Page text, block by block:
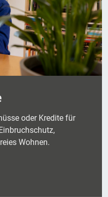
oder Kredite für
Wohnen.